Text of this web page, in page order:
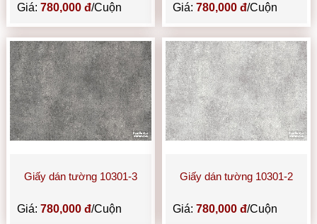
Giá:780,000 đ/Cuộn Giá: 780,000 đ/Cuộn
Giấy dán tường 10301-3
Giá:780,000 đ/Cuộn
Giấy dán tường 10301-2
Giá: 780,000 đ/Cuộn